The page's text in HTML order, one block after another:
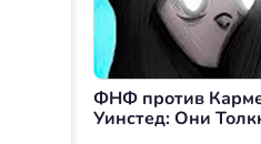
ФНФ против
Уинстед: Они